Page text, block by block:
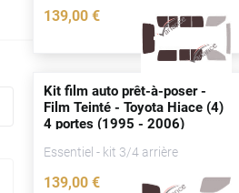
139,00 €
Kit film auto prêt-à-poser -
Film Teinté - Toyota Hiace (4)
4 portes(1995 - 2006)
Essentiel - kit 3/4 arrière
139,00 €